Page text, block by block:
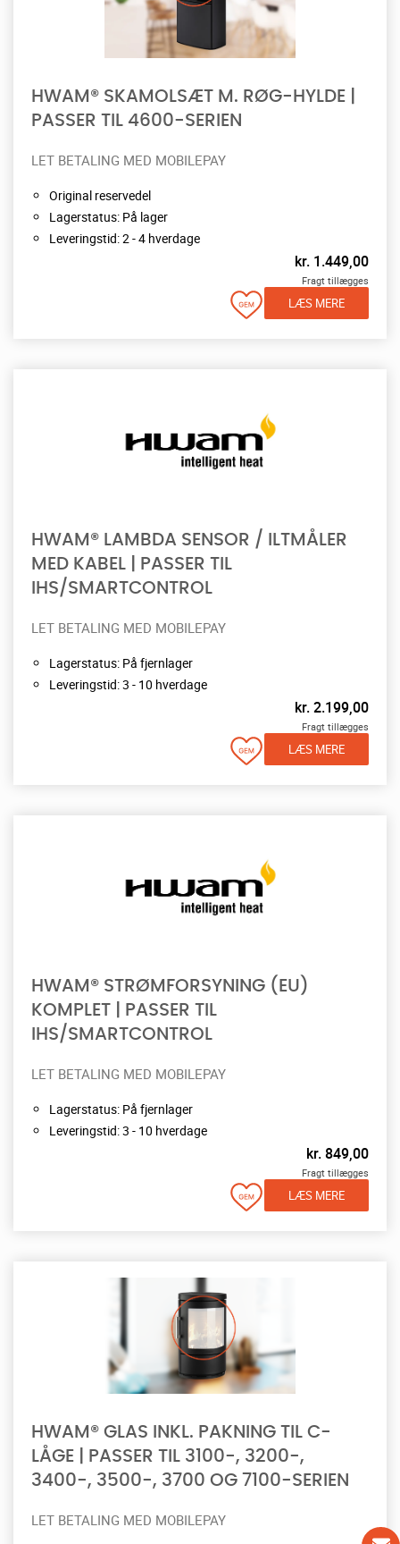
HWAM® SKAMOLSÆT M. RØG-HYLDE |
PASSER TIL 4600-SERIEN
LET BETALING MED MOBILEPAY
Original reservedel
Lagerstatus: På lager
Leveringstid: 2 - 4 hverdage
kr. 1.449,00
Fragt tillægges
LÆS MERE
HWAM® LAMBDA SENSOR / ILTMÅLER
MED KABEL | PASSER TIL
IHS/SMARTCONTROL
LET BETALING MED MOBILEPAY
Lagerstatus: På fjernlager
Leveringstid: 3 - 10 hverdage
kr.2.199,00
Fragt tillægges
LÆS MERE
HWAM® STRØMFORSYNING (EU)
KOMPLET | PASSER TIL
IHS/SMARTCONTROL
LET BETALING MED MOBILEPAY
Lagerstatus: På fjernlager
Leveringstid: 3 - 10 hverdage
kr.849,00
Fragt tillægges
LÆS MERE
HWAM® GLAS INKL. PAKNING TIL C-
LÅGE | PASSER TIL 3100-, 3200-,
3400-, 3500-, 3700 OG 7100-SERIEN
LET BETALING MED MOBILEPAY